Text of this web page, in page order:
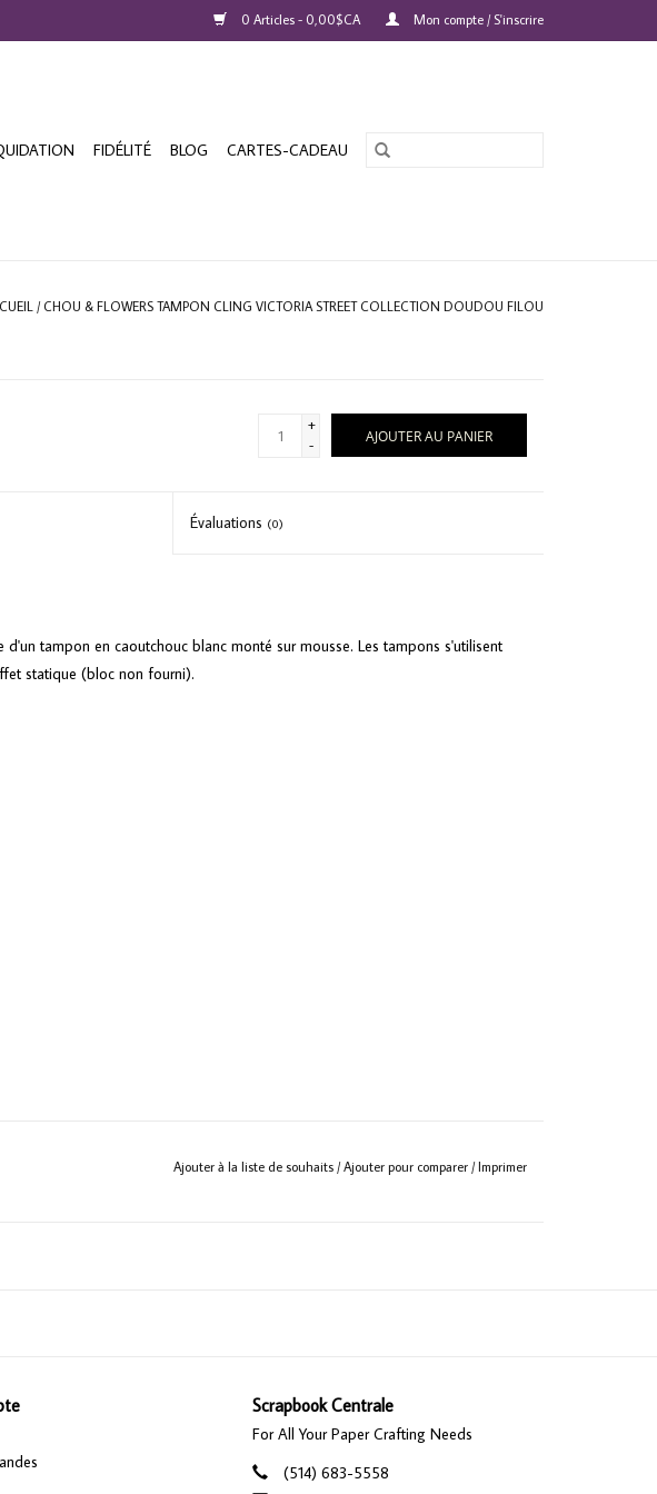
0 Articles - 0,00$CA Mon compte / S'inscrire
FIDÉLITÉ BLOG CARTES-CADEAU
/ CHOU & FLOWERS TAMPON CLING VICTORIA STREET COLLECTION DOUDOU FILOU
+
-
AJOUTER AU PANIER
Évaluations (0)
d'un tampon en caoutchouc blanc monté sur mousse. Les tampons s'utilisent
statique (bloc non fourni).
Ajouter à la liste de souhaits /Ajouter pour comparer /Imprimer
Scrapbook Centrale
For All Your Paper Crafting Needs
(514) 683-5558